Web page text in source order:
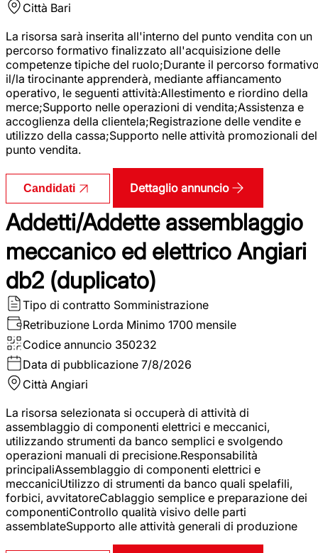
Città Bari
La risorsa sarà inserita all'interno del punto vendita con un
percorso formativo finalizzato all'acquisizione delle
competenze tipiche del ruolo;Durante il percorso
il/la tirocinante apprenderà, mediante affiancamento
operativo, le seguenti attività:Allestimento e riordino della
merce;Supporto nelle operazioni di vendita;Assistenza e
accoglienza della clientela;Registrazione delle vendite e
utilizzo della cassa;Supporto nelle attività promozionali del
punto vendita.
Candidati Dettaglio annuncio
Addetti/Addette assemblaggio
meccanico ed elettrico Angiari
db2 (duplicato)
Tipo di contratto Somministrazione
Retribuzione Lorda Minimo 1700 mensile
Codice annuncio 350232
Data di pubblicazione 7/8/2026
Città Angiari
La risorsa selezionata si occuperà di attività di
assemblaggio di componenti elettrici e meccanici,
utilizzando strumenti da banco semplici e svolgendo
operazioni manuali di precisione.Responsabilità
principaliAssemblaggio di componenti elettrici e
meccaniciUtilizzo di strumenti da banco quali spelafili,
forbici, avvitatoreCablaggio semplice e preparazione dei
componentiControllo qualità visivo delle parti
assemblateSupporto alle attività generali di produzione